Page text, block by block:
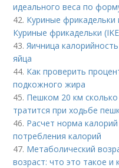
идеального веса по
42. Куриные фрикадельки
Куриные фрикадельки
43.Яичница
яйца
44. Как проверить
подкожного жира
45. Пешком 20 км
тратится при ходьбе
46. Расчет норма
потребления калорий
47. Метаболический
возраст: что это такое и